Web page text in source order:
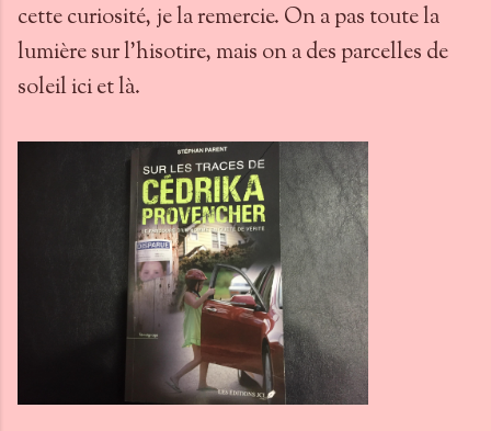
cette curiosité, je la remercie. On a pas toute la
lumière sur l'hisotire, mais on a des parcelles de
soleil ici et là.